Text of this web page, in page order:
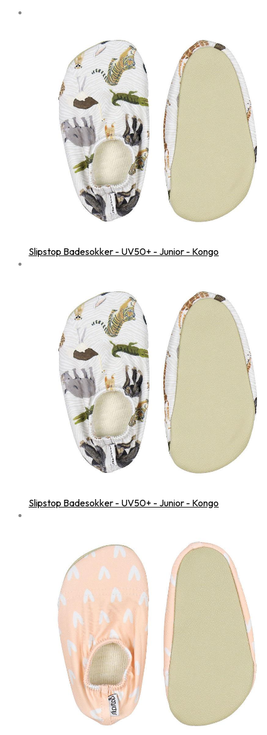
Slipstop Badesokker - UV50+ - Junior - Kongo
Slipstop Badesokker - UV50+ - Junior - Kongo